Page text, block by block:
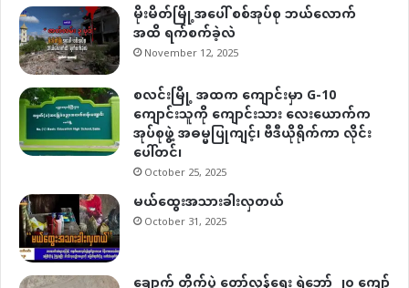
မိုးမိတ်မြို့အပေါ် စစ်အုပ်စု ဘယ်လောက်
အထိ ရက်စက်ခဲ့လဲ
November 12, 2025
စလင်းမြို့ အထက ကျောင်းမှာ G-10
ကျောင်းသူကို ကျောင်းသား လေးယောက်က
အုပ်စုဖွဲ့ အဓမ္မပြုကျင့်၊ ဗီဒီယိုရိုက်ကာ လိုင်း
ပေါ်တင်၊
October 25, 2025
မယ်ထွေးအသားခါးလှတယ်
October 31, 2025